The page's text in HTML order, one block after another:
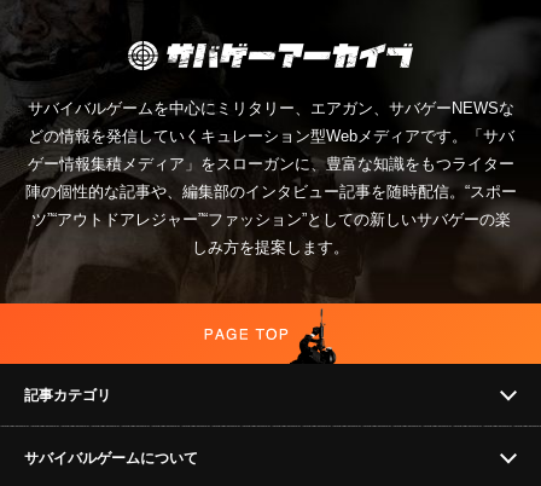
サバイバルゲームを中心にミリタリー、エアガン、サバゲーNEWSな
どの情報を発信していくキュレーション型Webメディアです。「サバ
ゲー情報集積メディア」をスローガンに、豊富な知識をもつライター
陣の個性的な記事や、編集部のインタビュー記事を随時配信。“スポー
ツ”“アウトドアレジャー”“ファッション”としての新しいサバゲーの楽
しみ方を提案します。
記事カテゴリ
NEWS
サバイバルゲームについて